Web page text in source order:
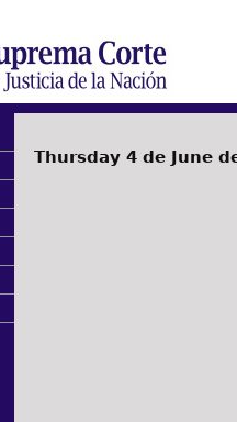
Thursday 4 de June